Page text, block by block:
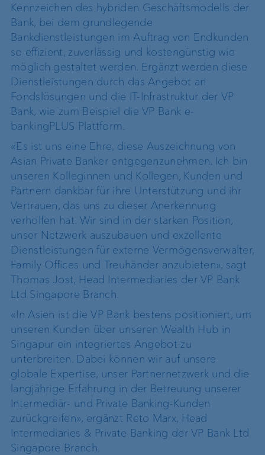
Kennzeichen des hybriden Geschäftsmodells der
Bank, bei dem grundlegende
Bankdienstleistungen im Auftrag von Endkunden
so effizient, zuverlässig und kostengünstig wie
möglich gestaltet werden. Ergänzt werden diese
Dienstleistungen durch das Angebot an
Fondslösungen und die IT-Infrastruktur der VP
Bank, wie zum Beispiel die VP Bank e-
bankingPLUS Plattform.
«Es ist uns eine Ehre, diese Auszeichnung von
Asian Private Banker entgegenzunehmen. Ich bin
unseren Kolleginnen und Kollegen, Kunden und
Partnern dankbar für ihre Unterstützung und ihr
Vertrauen, das uns zu dieser Anerkennung
verholfen hat. Wir sind in der starken Position,
unser Netzwerk auszubauen und exzellente
Dienstleistungen für externe Vermögensverwalter,
Family Offices und Treuhänder anzubieten», sagt
Thomas Jost, Head Intermediaries der VP Bank
Ltd Singapore Branch.
«In Asien ist die VP Bank bestens positioniert, um
unseren Kunden über unseren Wealth Hub in
Singapur ein integriertes Angebot zu
unterbreiten. Dabei können wir auf unsere
globale Expertise, unser Partnernetzwerk und die
langjährige Erfahrung in der Betreuung unserer
Intermediär- und Private Banking-Kunden
zurückgreifen», ergänzt Reto Marx, Head
Intermediaries & Private Banking der VP Bank Ltd
Singapore Branch.